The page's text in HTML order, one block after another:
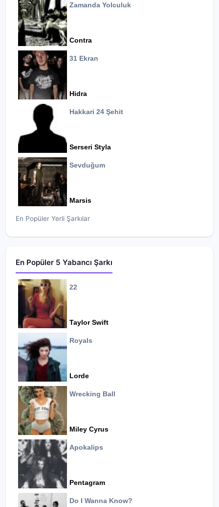
Zamanda Yolculuk
Contra
31 Ekran
Hidra
Hakkari 24 Şehit
Serseri Styla
Sevduğum
Marsis
En Popüler Yerli Şarkılar
En Popüler 5 Yabancı Şarkı
22
Taylor Swift
Royals
Lorde
Wrecking Ball
Miley Cyrus
Apokalips
Pentagram
Do I Wanna Know?